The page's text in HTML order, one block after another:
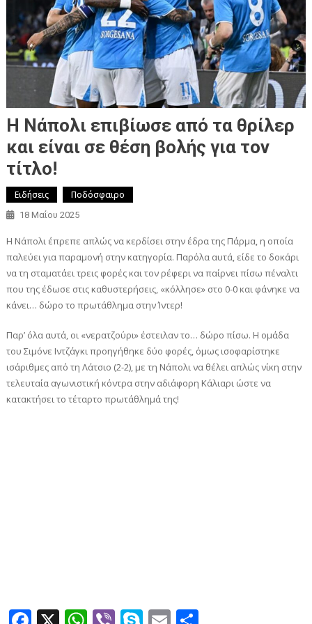
Η Νάπολι επιβίωσε από τα θρίλερ
και είναι σε θέση βολής για τον
τίτλο!
Ειδήσεις Ποδόσφαιρο
18 Μαΐου 2025
Η Νάπολι έπρεπε απλώς να κερδίσει στην έδρα της Πάρμα, η οποία
παλεύει για παραμονή στην κατηγορία. Παρόλα αυτά, είδε το δοκάρι
να τη σταματάει τρεις φορές και τον ρέφερι να παίρνει πίσω πέναλτι
που της έδωσε στις καθυστερήσεις, «κόλλησε» στο 0-0 και φάνηκε να
κάνει… δώρο το πρωτάθλημα στην Ίντερ!
Παρ’ όλα αυτά, οι «νερατζούρι» έστειλαν το… δώρο πίσω. Η ομάδα
του Σιμόνε Ιντζάγκι προηγήθηκε δύο φορές, όμως ισοφαρίστηκε
ισάριθμες από τη Λάτσιο (2-2), με τη Νάπολι να θέλει απλώς νίκη στην
τελευταία αγωνιστική κόντρα στην αδιάφορη Κάλιαρι ώστε να
κατακτήσει το τέταρτο πρωτάθλημά της!